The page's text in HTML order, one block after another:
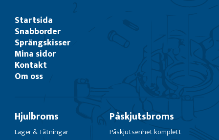
Startsida
Snabborder
Sprängskisser
Mina sidor
Kontakt
Om oss
Hjulbroms
Lager & Tätningar
Påskjutsbroms
Påskjutsenhet komplett